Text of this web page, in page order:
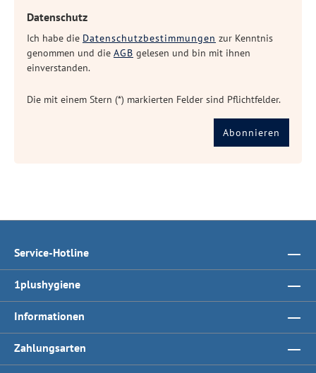
Datenschutz
Ich habe die Datenschutzbestimmungen zur Kenntnis
genommen und die AGB gelesen und bin mit ihnen
einverstanden.
Die mit einem Stern (*) markierten Felder sind Pflichtfelder.
Abonnieren
Service-Hotline
1plushygiene
Informationen
Zahlungsarten